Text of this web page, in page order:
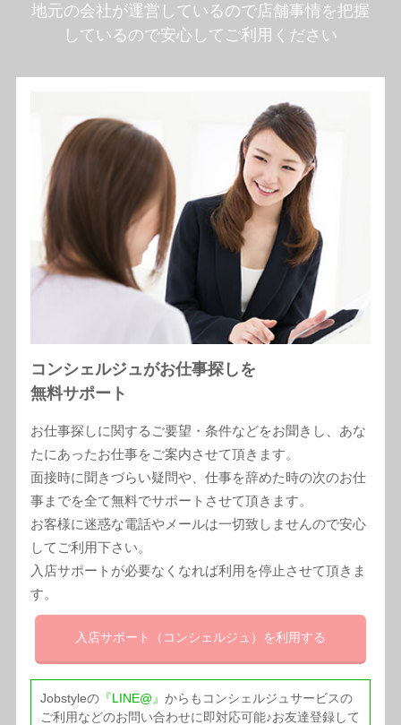
地元の会社が運営しているので店舗事情を把握
しているので安心してご利用ください
コンシェルジュがお仕事探しを
無料サポート
お仕事探しに関するご要望・条件などをお聞きし、あな
たにあったお仕事をご案内させて頂きます。
面接時に聞きづらい疑問や、仕事を辞めた時の次のお仕
事までを全て無料でサポートさせて頂きます。
お客様に迷惑な電話やメールは一切致しませんので安心
してご利用下さい。
入店サポートが必要なくなれば利用を停止させて頂きま
す。
入店サポート （コンシェルジュ） を利用する
Jobstyleの 『LINE@』からもコンシェルジュサービスの
ご利用などのお問い合わせに即対応可能♪お友達登録して